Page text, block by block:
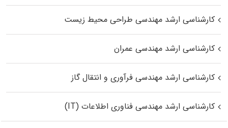
کارشناسی ارشد مهندسی طراحی محیط زیست
کارشناسی ارشد مهندسی عمران
کارشناسی ارشد مهندسی فرآوری و انتقال گاز
کارشناسی ارشد مهندسی فناوری اطلاعات (IT)